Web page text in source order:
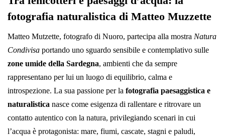
fotografia naturalistica di Matteo Muzzette
Matteo Mutzette, fotografo di Nuoro, partecipa alla mostra Natura
Condivisa portando uno sguardo sensibile e contemplativo sulle
zone umide della Sardegna, ambienti che da sempre
rappresentano per lui un luogo di equilibrio, calma e
introspezione. La sua passione per la fotografia paesaggistica e
naturalistica nasce come esigenza di rallentare e ritrovare un
contatto autentico con la natura, privilegiando scenari in cui
l’acqua è protagonista: mare, fiumi, cascate, stagni e paludi,